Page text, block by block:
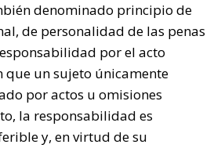
denominado principio de
de personalidad de las penas
por el acto
que un sujeto únicamente
por actos u omisiones
la responsabilidad es
y, en virtud de su